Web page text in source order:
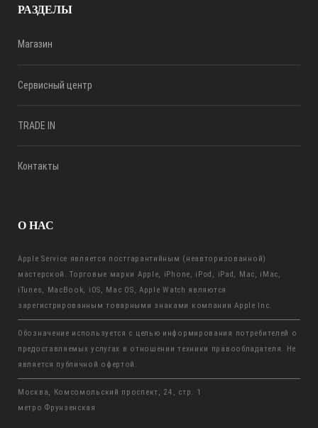
РАЗДЕЛЫ
Магазин
Сервисный центр
TRADE IN
Контакты
О НАС
Apple Service является постгарантийным (неавторизованной)
мастерской. Торговые марки Apple, iPhone, iPod, iPad, Mac, iMac,
iTunes, MacBook, iOS, Mac OS, Apple Watch являются
зарегистрированным товарными знаками компании Apple Inc.
Обозначение используется с целью информирования потребителей о
предоставляемых услугах в отношении техники правообладателя. Не
является публичной офертой.
Москва, Комсомольский проспект, 24, стр. 1
метро Фрунзенская